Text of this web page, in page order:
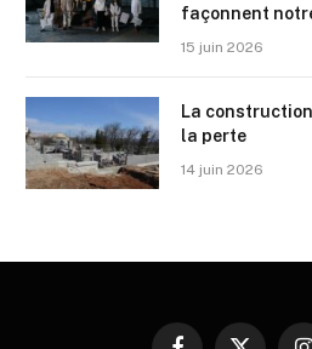
façonnent
15 juin 2026
La
la perte
14 juin 2026